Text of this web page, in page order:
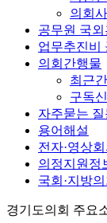
의회
공무원 국
업무추진비
의회간행물
최근
구독
자주묻는 질
용어해설
전자·영상
의정지원정
국회·지방
경기도의회 주요